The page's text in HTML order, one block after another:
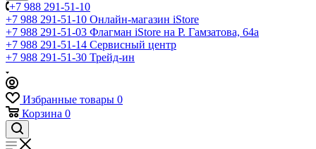
+7 988 291-51-10
+7 988 291-51-10 Онлайн-магазин iStore
+7 988 291-51-03 Флагман iStore на Р. Гамзатова, 64а
+7 988 291-51-14 Сервисный центр
+7 988 291-51-30 Трейд-ин
Избранные товары 0
Корзина 0